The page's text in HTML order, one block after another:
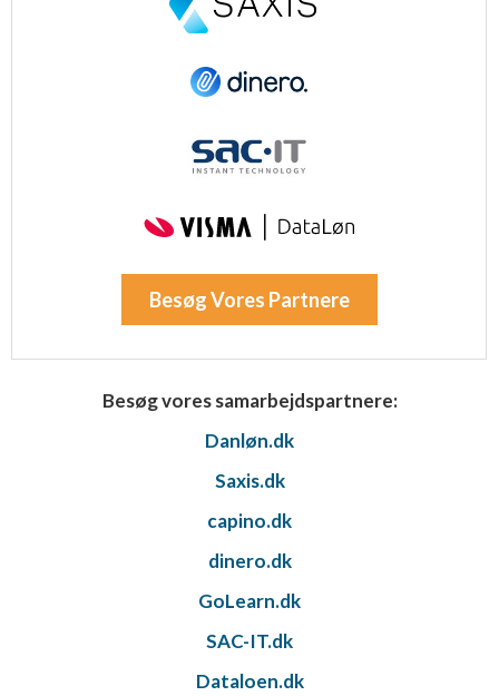
Besøg Vores Partnere
Besøg vores samarbejdspartnere:
Danløn.dk
Saxis.dk
capino.dk
dinero.dk
GoLearn.dk
SAC-IT.dk
Dataloen.dk